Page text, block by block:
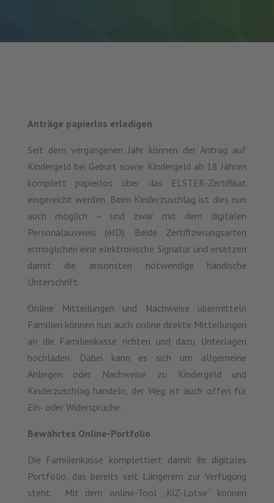
Anträge papierlos erledigen
Seit dem vergangenen Jahr können der Antrag auf
Kindergeld bei Geburt sowie Kindergeld ab 18 Jahren
komplett papierlos über das ELSTER-Zertifikat
eingereicht werden. Beim Kinderzuschlag ist dies nun
auch möglich – und zwar mit dem digitalen
Personalausweis (eID). Beide Zertifizierungsarten
ermöglichen eine elektronische Signatur und ersetzen
damit die ansonsten notwendige händische
Unterschrift.
Online Mitteilungen und Nachweise übermitteln
Familien können nun auch online direkte Mitteilungen
an die Familienkasse richten und dazu Unterlagen
hochladen. Dabei kann es sich um allgemeine
Anliegen oder Nachweise zu Kindergeld und
Kinderzuschlag handeln, der Weg ist auch offen für
Ein- oder Widersprüche.
Bewährtes Online-Portfolio
Die Familienkasse komplettiert damit ihr digitales
Portfolio, das bereits seit Längerem zur Verfügung
steht. Mit dem online-Tool „KiZ-Lotse“ können